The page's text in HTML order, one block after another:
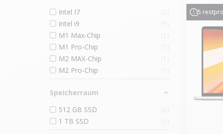
Intel I7
Intel i9
M1 Max-Chip
M1 Pro-Chip
M2 MAX-Chip
M2 Pro-Chip
Speicherraum
512 GB SSD
1 TB SSD
5